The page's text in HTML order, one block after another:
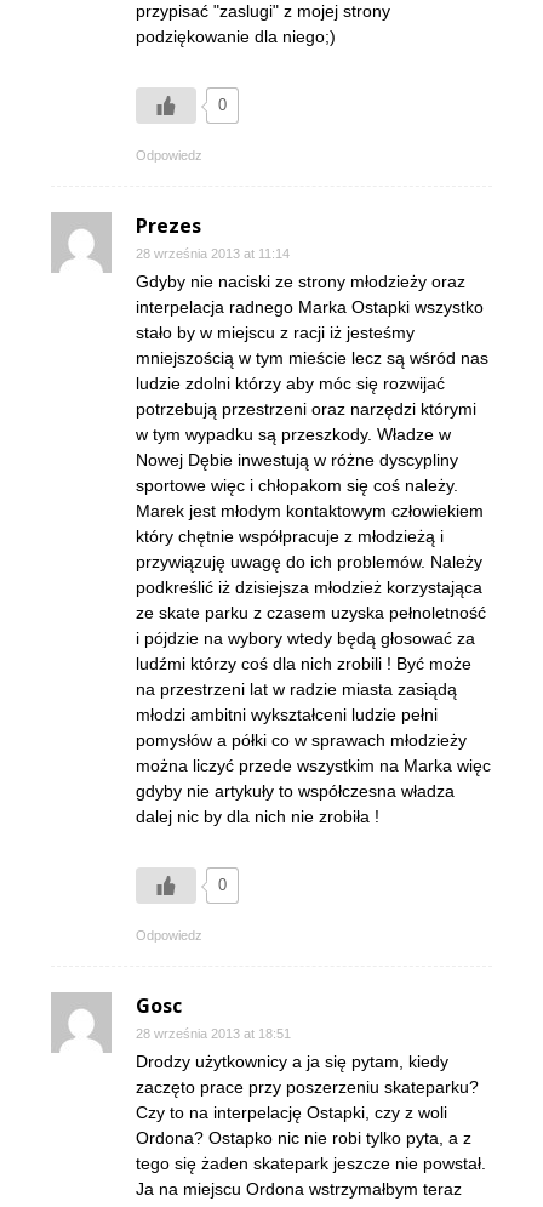
przypisać "zaslugi" z mojej strony
podziękowanie dla niego;)
0
Odpowiedz
Prezes
28 września 2013 at 11:14
Gdyby nie naciski ze strony młodzieży oraz
interpelacja radnego Marka Ostapki wszystko
stało by w miejscu z racji iż jesteśmy
mniejszością w tym mieście lecz są wśród nas
ludzie zdolni którzy aby móc się rozwijać
potrzebują przestrzeni oraz narzędzi którymi
w tym wypadku są przeszkody. Władze w
Nowej Dębie inwestują w różne dyscypliny
sportowe więc i chłopakom się coś należy.
Marek jest młodym kontaktowym człowiekiem
który chętnie współpracuje z młodzieżą i
przywiązuję uwagę do ich problemów. Należy
podkreślić iż dzisiejsza młodzież korzystająca
ze skate parku z czasem uzyska pełnoletność
i pójdzie na wybory wtedy będą głosować za
ludźmi którzy coś dla nich zrobili ! Być może
na przestrzeni lat w radzie miasta zasiądą
młodzi ambitni wykształceni ludzie pełni
pomysłów a półki co w sprawach młodzieży
można liczyć przede wszystkim na Marka więc
gdyby nie artykuły to współczesna władza
dalej nic by dla nich nie zrobiła !
0
Odpowiedz
Gosc
28 września 2013 at 18:51
Drodzy użytkownicy a ja się pytam, kiedy
zaczęto prace przy poszerzeniu skateparku?
Czy to na interpelację Ostapki, czy z woli
Ordona? Ostapko nic nie robi tylko pyta, a z
tego się żaden skatepark jeszcze nie powstał.
Ja na miejscu Ordona wstrzymałbym teraz